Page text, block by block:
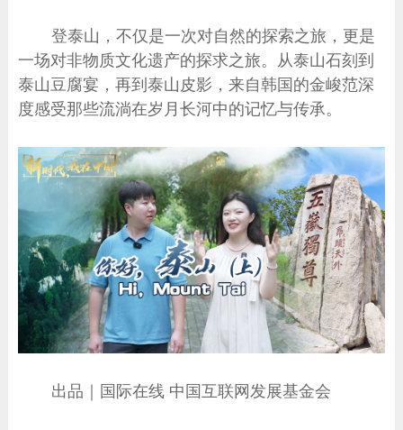
登泰山，不仅是一次对自然的探索之旅，更是
一场对非物质文化遗产的探求之旅。从泰山石刻到
泰山豆腐宴，再到泰山皮影，来自韩国的金峻范深
度感受那些流淌在岁月长河中的记忆与传承。
出品｜国际在线 中国互联网发展基金会